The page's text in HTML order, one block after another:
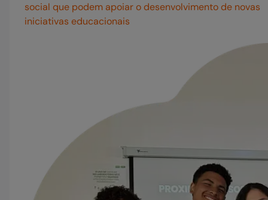
social que podem apoiar o desenvolvimento de novas
iniciativas educacionais